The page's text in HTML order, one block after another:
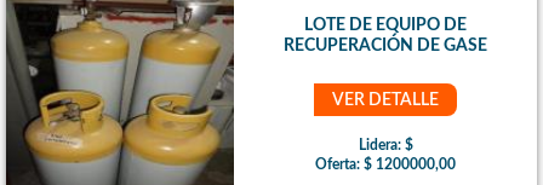
POLÍTICA DE CALIDAD
POLITICAS DE PRIVACIDAD
CÓMO FUNCIONA
PREGUNTAS FRECUENTES
NOTICIAS
LOTE DE EQUIPO DE
RECUPERACIÓN DE GASE
VER DETALLE
Lidera: $
Oferta: $ 1200000,00